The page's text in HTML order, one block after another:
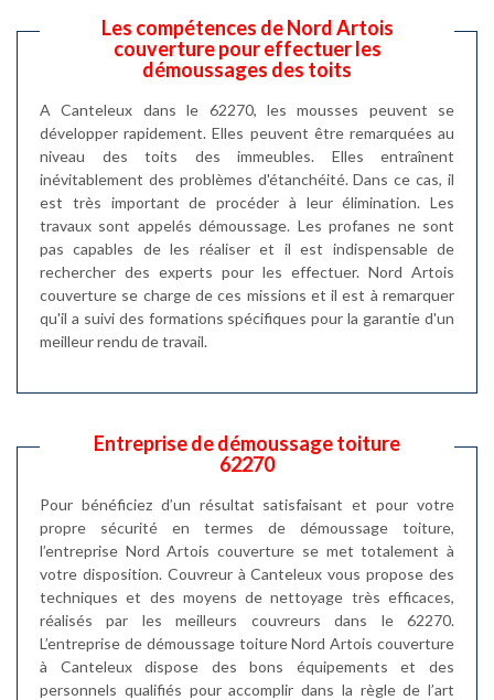
Les compétences de Nord Artois
couverture pour effectuer les
démoussages des toits
A Canteleux dans le 62270, les mousses peuvent se
développer rapidement. Elles peuvent être remarquées au
niveau des toits des immeubles. Elles entraînent
inévitablement des problèmes d'étanchéité. Dans ce cas, il
est très important de procéder à leur élimination. Les
travaux sont appelés démoussage. Les profanes ne sont
pas capables de les réaliser et il est indispensable de
rechercher des experts pour les effectuer. Nord Artois
couverture se charge de ces missions et il est à remarquer
qu'il a suivi des formations spécifiques pour la garantie d'un
meilleur rendu de travail.
Entreprise de démoussage toiture
62270
Pour bénéficiez d’un résultat satisfaisant et pour votre
propre sécurité en termes de démoussage toiture,
l’entreprise Nord Artois couverture se met totalement à
votre disposition. Couvreur à Canteleux vous propose des
techniques et des moyens de nettoyage très efficaces,
réalisés par les meilleurs couvreurs dans le 62270.
L’entreprise de démoussage toiture Nord Artois couverture
à Canteleux dispose des bons équipements et des
personnels qualifiés pour accomplir dans la règle de l’art